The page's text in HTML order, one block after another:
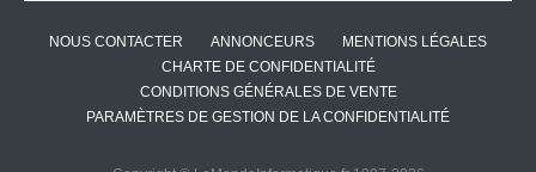
NOUS CONTACTER ANNONCEURS
MENTIONS LÉGALES
CHARTE DE CONFIDENTIALITÉ
CONDITIONS GÉNÉRALES DE VENTE
PARAMÈTRES DE GESTION DE LA CONFIDENTIALITÉ